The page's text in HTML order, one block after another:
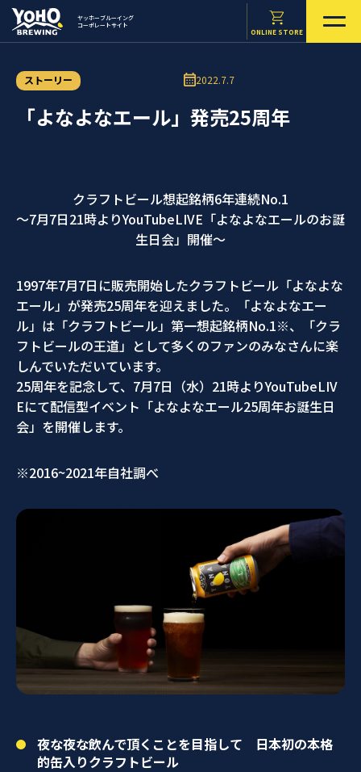
ヤッホーブルーイング
コーポレートサイト
ONLINE STORE
ストーリー 2022.7.7
「よなよなエール」発売25周年
クラフトビール想起銘柄6年連続No.1
～7月7日21時よりYouTubeLIVE「よなよなエールのお誕
生日会」開催～
1997年7月7日に販売開始したクラフトビール「よなよな
エール」が発売25周年を迎えました。「よなよなエー
ル」は「クラフトビール」第一想起銘柄No.1※、「クラ
フトビールの王道」として多くのファンのみなさんに楽
しんでいただいています。
25周年を記念して、7月7日（水）21時よりYouTubeLIV
Eにて配信型イベント「よなよなエール25周年お誕生日
会」を開催します。
※2016~2021年自社調べ
夜な夜な飲んで頂くことを目指して 日本初の本格
的缶入りクラフトビール